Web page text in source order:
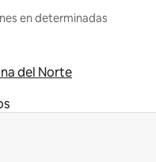
en determinadas
del Norte